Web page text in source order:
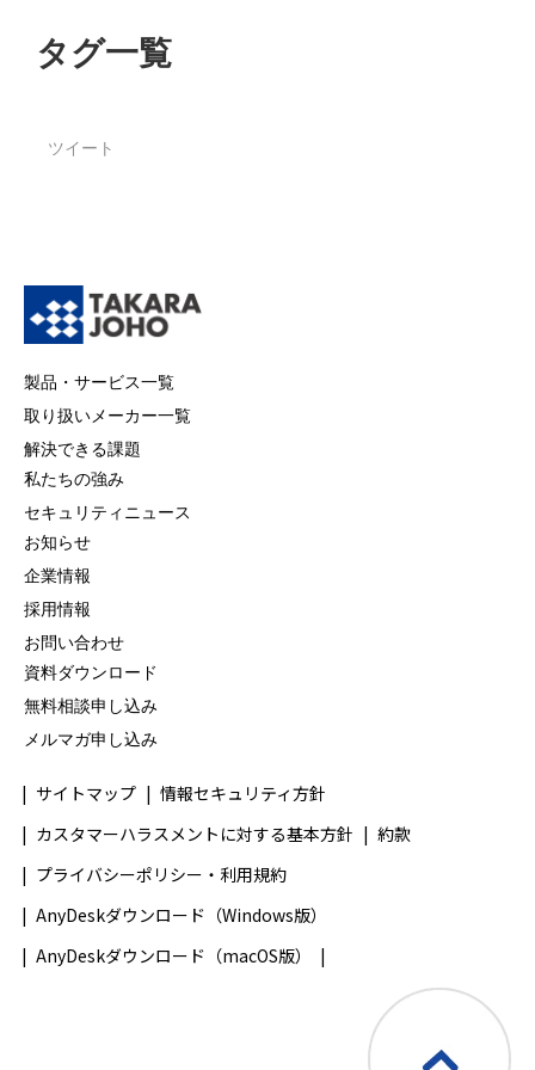
タグ一覧
ツイート
製品・サービス一覧
取り扱いメーカー一覧
解決できる課題
私たちの強み
セキュリティニュース
お知らせ
企業情報
採用情報
お問い合わせ
資料ダウンロード
無料相談申し込み
メルマガ申し込み
サイトマップ
情報セキュリティ方針
カスタマーハラスメントに対する基本方針
約款
プライバシーポリシー・利用規約
AnyDeskダウンロード（Windows版）
AnyDeskダウンロード（macOS版）